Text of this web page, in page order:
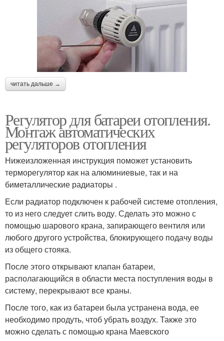
читать дальше →
Регулятор для батареи отопления.
Монтаж автоматических
регуляторов отопления
Нижеизложенная инструкция поможет установить
терморегулятор как на алюминиевые, так и на
биметаллические радиаторы .
Если радиатор подключен к рабочей системе отопления,
то из него следует слить воду. Сделать это можно с
помощью шарового крана, запирающего вентиля или
любого другого устройства, блокирующего подачу воды
из общего стояка.
После этого открывают клапан батареи,
располагающийся в области места поступления воды в
систему, перекрывают все краны.
После того, как из батареи была устранена вода, ее
необходимо продуть, чтоб убрать воздух. Также это
можно сделать с помощью крана Маевского